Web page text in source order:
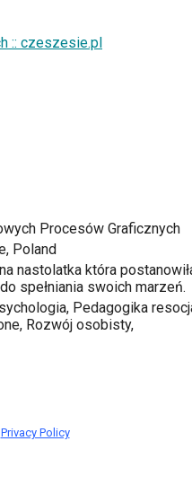
:: czeszesie.pl
Procesów Graficznych
Poland
nastolatka która
spełniania swoich marzeń.
Pedagogika
Rozwój osobisty,
Privacy Policy